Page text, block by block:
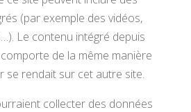
(par exemple des vidéos,
Le contenu intégré depuis
de la même manière
se rendait sur cet autre site.
collecter des données